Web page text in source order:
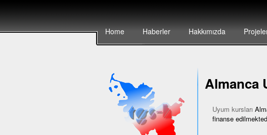
Home Haberler Hakkımızda
Almanca
Uyum kursları
finanse